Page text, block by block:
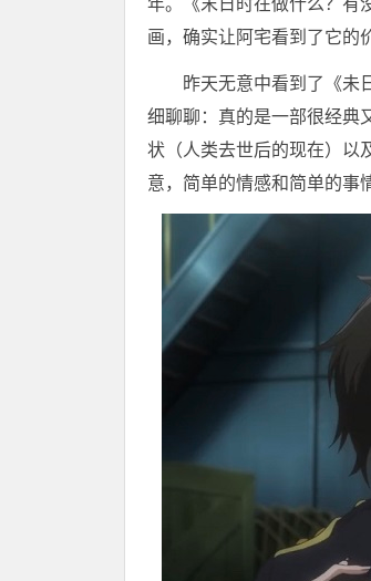
年。《末日时在做什么？有
画，确实让阿宅看到了它的
昨天无意中看到了《未
细聊聊：真的是一部很经典
状（人类去世后的现在）以
意，简单的情感和简单的事